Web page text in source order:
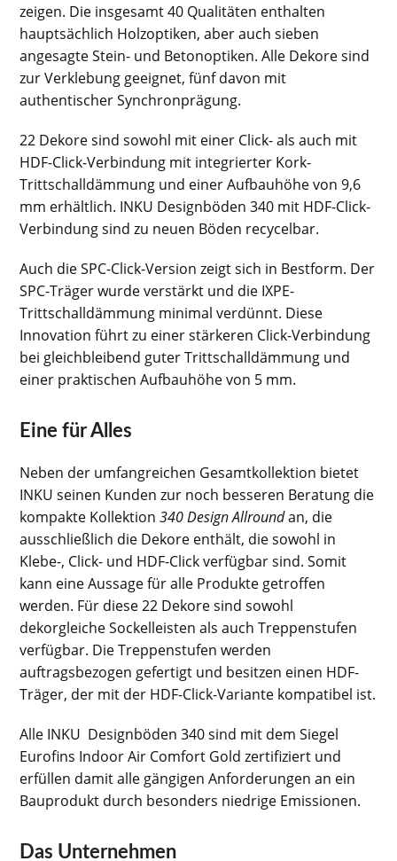
zeigen. Die insgesamt 40 Qualitäten enthalten
hauptsächlich Holzoptiken, aber auch sieben
angesagte Stein- und Betonoptiken. Alle Dekore sind
zur Verklebung geeignet, fünf davon mit
authentischer Synchronprägung.
22 Dekore sind sowohl mit einer Click- als auch mit
HDF-Click-Verbindung mit integrierter Kork-
Trittschalldämmung und einer Aufbauhöhe von 9,6
mm erhältlich. INKU Designböden 340 mit HDF-Click-
Verbindung sind zu neuen Böden recycelbar.
Auch die SPC-Click-Version zeigt sich in Bestform. Der
SPC-Träger wurde verstärkt und die IXPE-
Trittschalldämmung minimal verdünnt. Diese
Innovation führt zu einer stärkeren Click-Verbindung
bei gleichbleibend guter Trittschalldämmung und
einer praktischen Aufbauhöhe von 5 mm.
Eine für Alles
Neben der umfangreichen Gesamtkollektion bietet
INKU seinen Kunden zur noch besseren Beratung die
kompakte Kollektion340 Design Allroundan, die
ausschließlich die Dekore enthält, die sowohl in
Klebe-, Click- und HDF-Click verfügbar sind. Somit
kann eine Aussage für alle Produkte getroffen
werden. Für diese 22 Dekore sind sowohl
dekorgleiche Sockelleisten als auch Treppenstufen
verfügbar. Die Treppenstufen werden
auftragsbezogen gefertigt und besitzen einen HDF-
Träger, der mit der HDF-Click-Variante kompatibel ist.
Alle INKU Designböden 340 sind mit dem Siegel
Eurofins Indoor Air Comfort Gold zertifiziert und
erfüllen damit alle gängigen Anforderungen an ein
Bauprodukt durch besonders niedrige Emissionen.
Das Unternehmen